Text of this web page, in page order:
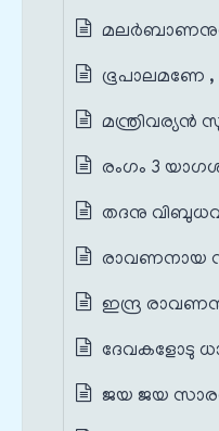
ഭൂപാലമണേ ,
രംഗം 3
തദനു
രാവണനായ
ഇന്ദ്ര
ദേവകളോടു
ജയ ജയ